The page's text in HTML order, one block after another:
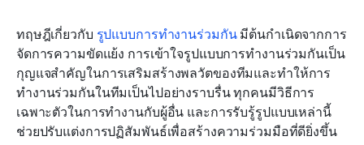
ทฤษฎีเกี่ยวกับ รูปแบบการทำงานร่วมกัน มีต้นกำเนิดจากการ
จัดการความขัดแย้ง การเข้าใจรูปแบบการทำงานร่วมกันเป็น
กุญแจสำคัญในการเสริมสร้างพลวัตของทีมและทำให้การ
ทำงานร่วมกันในทีมเป็นไปอย่างราบรื่น ทุกคนมีวิธีการ
เฉพาะตัวในการทำงานกับผู้อื่น และการรับรู้รูปแบบเหล่านี้
ช่วยปรับแต่งการปฏิสัมพันธ์เพื่อสร้างความร่วมมือที่ดียิ่งขึ้น